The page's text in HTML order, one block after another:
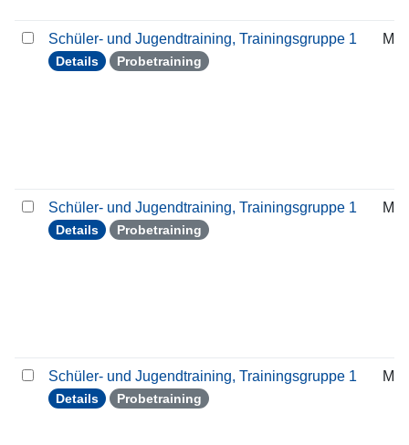
Schüler- und Jugendtraining, Trainingsgruppe 1
Details Probetraining
Schüler- und Jugendtraining, Trainingsgruppe 1
Details Probetraining
Schüler- und Jugendtraining, Trainingsgruppe 1
Details Probetraining